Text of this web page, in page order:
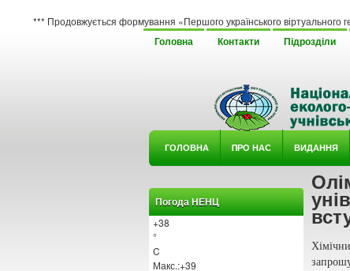
формування «Першого українського віртуального гербарію
Головна Контакти Підрозділи
ГОЛОВНА ΠРО НАС ВИДАННЯ
Погода НЕНЦ
+38
°
C
Макс.:+39